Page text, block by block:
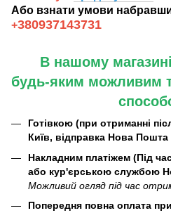
Або взнати умови
+380937143731
В нашому
будь-яким можливим
Готівкою (при отриманні
Київ, відправка Нова Пошта
Накладним платіжем (Під
або кур'єрською службою
Можливий огляд під час
Попередня повна оплата